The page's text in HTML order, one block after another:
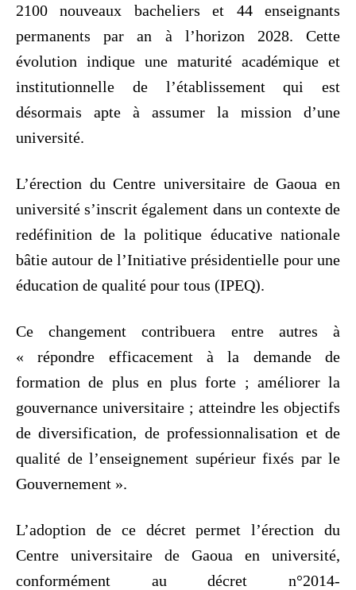
2100 nouveaux bacheliers et 44 enseignants
permanents par an à l’horizon 2028. Cette
évolution indique une maturité académique et
institutionnelle de l’établissement qui est
désormais apte à assumer la mission d’une
université.
L’érection du Centre universitaire de Gaoua en
université s’inscrit également dans un contexte de
redéfinition de la politique éducative nationale
bâtie autour de l’Initiative présidentielle pour une
éducation de qualité pour tous (IPEQ).
Ce changement contribuera entre autres à
« répondre efficacement à la demande de
formation de plus en plus forte ; améliorer la
gouvernance universitaire ; atteindre les objectifs
de diversification, de professionnalisation et de
qualité de l’enseignement supérieur fixés par le
Gouvernement ».
L’adoption de ce décret permet l’érection du
Centre universitaire de Gaoua en université,
conformément au décret n°2014-